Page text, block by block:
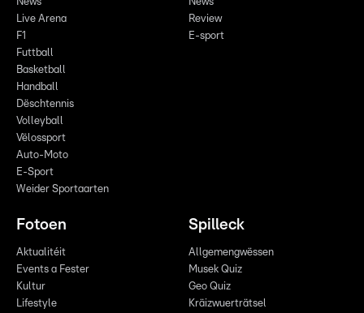
News
Live Arena
F1
Futtball
Basketball
Handball
Dëschtennis
Volleyball
Vëlossport
Auto-Moto
E-Sport
Weider Sportaarten
News
Review
E-sport
Fotoen
Aktualitéit
Events a Fester
Kultur
Lifestyle
Spilleck
Allgemengwëssen
Musek Quiz
Geo Quiz
Kräizwuerträtsel